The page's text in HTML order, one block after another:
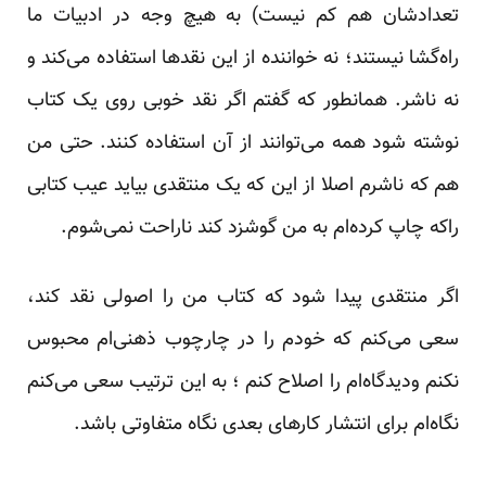
تعدادشان هم کم نیست) به هیچ وجه در ادبیات ما
راه‌گشا نیستند؛ نه خواننده از این نقدها استفاده می‌کند و
نه ناشر. همانطور که گفتم اگر نقد خوبی روی یک کتاب
نوشته شود همه می‌توانند از آن استفاده کنند. حتی من
هم که ناشرم اصلا از این که یک منتقدی بیاید عیب کتابی
راکه چاپ کرده‌ام به من گوشزد کند ناراحت نمی‌شوم.
اگر منتقدی پیدا شود که کتاب من را اصولی نقد کند،
سعی می‌کنم که خودم را در چارچوب ذهنی‌ام محبوس
نکنم ودیدگاه‌ام را اصلاح کنم ؛ به این ترتیب سعی می‌کنم
نگاه‌ام برای انتشار کارهای بعدی نگاه متفاوتی باشد.